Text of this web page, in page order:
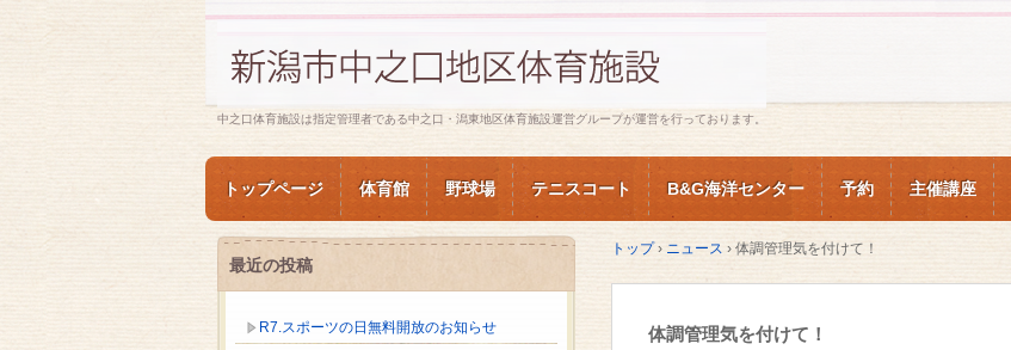
中之口体育施設は指定管理者である中之口・潟東地区体育施設運営グループが運営を行っております。
トップページ 体育館 野球場 テニスコート B&G海洋センター 予約 主催講座
トップ › ニュース › 体調管理気を付けて！
体調管理気を付けて！
最近の投稿
R7.スポーツの日無料開放のお知らせ